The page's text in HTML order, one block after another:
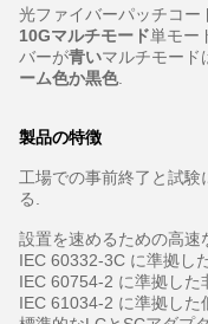
光ファイバーパッチコー
10Gマルチモード単モー
バーが青いマルチモード
ーム色か黒色.
製品の特徴
工場での事前終了と試
る.
設置を速めるための高速
IEC 60332-3C に準拠し
IEC 60754-2 に準拠した
IEC 61034-2 に準拠した